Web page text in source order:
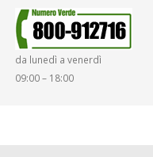
da lunedì a venerdì
09:00 – 18:00